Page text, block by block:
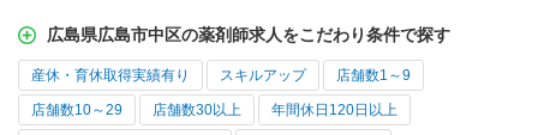
広島県広島市中区の薬剤師求人をこだわり条件で探す
産休・育休取得実績有り スキルアップ 店舗数1～9
店舗数10～29 店舗数30以上 年間休日120日以上